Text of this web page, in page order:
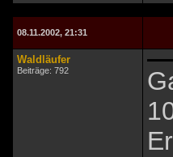
08.11.2002, 21:31
Waldläufer
Beiträge: 792